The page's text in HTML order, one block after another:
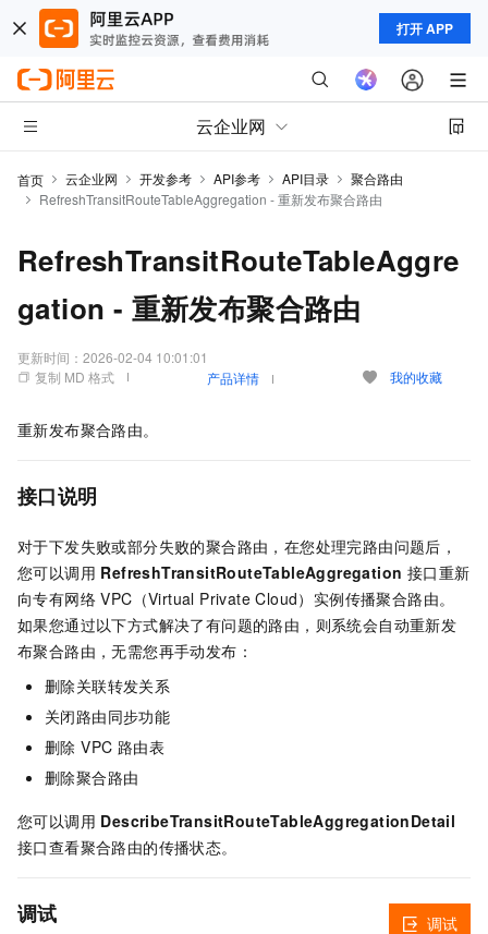
打开 APP
云企业网
首页 云企业网 开发参考 API参考 API目录
聚合路由
RefreshTransitRouteTableAggregation - 重新发布聚合路由
RefreshTransitRouteTableAggre
gation - 重新发布聚合路由
更新时间： 2026-02-04 10:01:01
复制 MD 格式
产品详情 我的收藏
重新发布聚合路由。
接口说明
对于下发失败或部分失败的聚合路由，在您处理完路由问题后，
您可以调用 RefreshTransitRouteTableAggregation 接口重新
向专有网络 VPC（Virtual Private Cloud）实例传播聚合路由。
如果您通过以下方式解决了有问题的路由，则系统会自动重新发
布聚合路由，无需您再手动发布：
删除关联转发关系
关闭路由同步功能
删除 VPC 路由表
删除聚合路由
您可以调用 DescribeTransitRouteTableAggregationDetail
接口查看聚合路由的传播状态。
调试 调试